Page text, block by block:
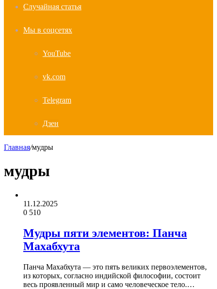
Случайная статья
Мы в соцсетях
YouTube
vk.com
Telegram
Дзен
Главная/мудры
мудры
11.12.2025
0 510
Мудры пяти элементов: Панча
Махабхута
Панча Махабхута — это пять великих первоэлементов,
из которых, согласно индийской философии, состоит
весь проявленный мир и само человеческое тело.…